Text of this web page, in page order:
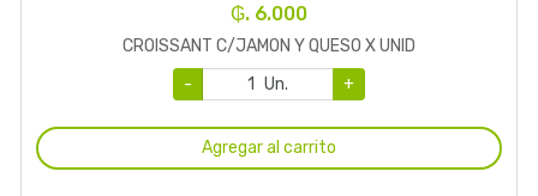
₲. 6.000
CROISSANT C/JAMON Y QUESO X UNID
-
Un. +
Agregar al carrito